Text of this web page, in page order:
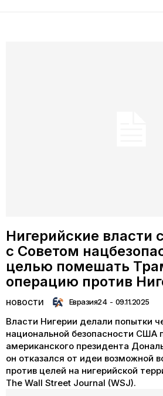
Нигерийские власти
с Советом
целью помешать
операцию против
НОВОСТИ Евразия24 - 09.11.2025
Власти Нигерии делали попытки
национальной безопасности США
американского президента
он отказался от идеи возможной
против целей на нигерийской
The Wall Street Journal (WSJ).